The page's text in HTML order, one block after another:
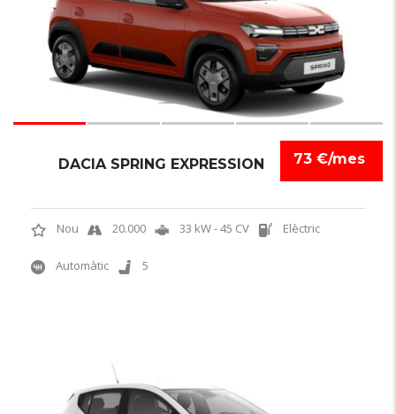
73 €/mes
DACIA SPRING EXPRESSION
Nou 20.000 33 kW - 45 CV Elèctric
Automàtic 5